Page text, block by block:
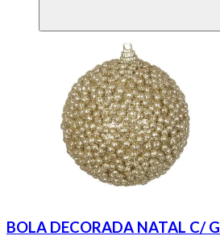
BOLA DECORADA NATAL C/